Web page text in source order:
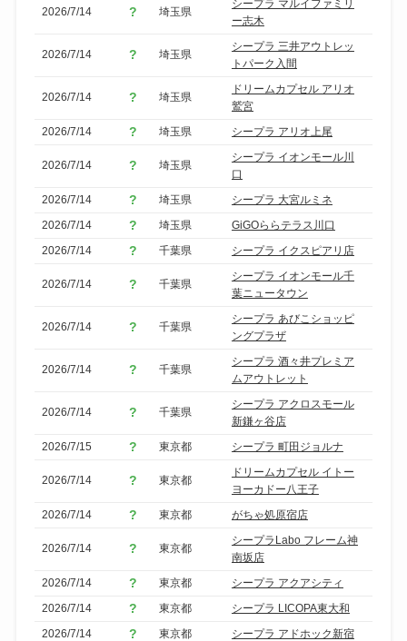
2026/7/14 埼玉県
シープラ マルイファミリ
ー志木
2026/7/14 埼玉県
シープラ 三井アウトレッ
トパーク入間
2026/7/14 埼玉県
ドリームカプセル アリオ
鷲宮
2026/7/14
埼玉県 シープラ アリオ上尾
2026/7/14 埼玉県
シープラ イオンモール川
口
2026/7/14
埼玉県
シープラ 大宮ルミネ
2026/7/14
埼玉県
GiGOららテラス川口
2026/7/14
千葉県 シープラ イクスピアリ店
2026/7/14 千葉県
シープラ イオンモール千
葉ニュータウン
2026/7/14 千葉県
シープラ あびこショッピ
ングプラザ
2026/7/14 千葉県
シープラ 酒々井プレミア
ムアウトレット
2026/7/14 千葉県
シープラ アクロスモール
新鎌ヶ谷店
2026/7/15
東京都 シープラ 町田ジョルナ
2026/7/14 東京都
ドリームカプセル イトー
ヨーカドー八王子
2026/7/14
東京都 がちゃ処原宿店
2026/7/14 東京都
シープラLabo フレーム神
南坂店
2026/7/14
東京都
シープラ アクアシティ
2026/7/14
東京都
シープラ LICOPA東大和
2026/7/14
東京都 シープラ アドホック新宿